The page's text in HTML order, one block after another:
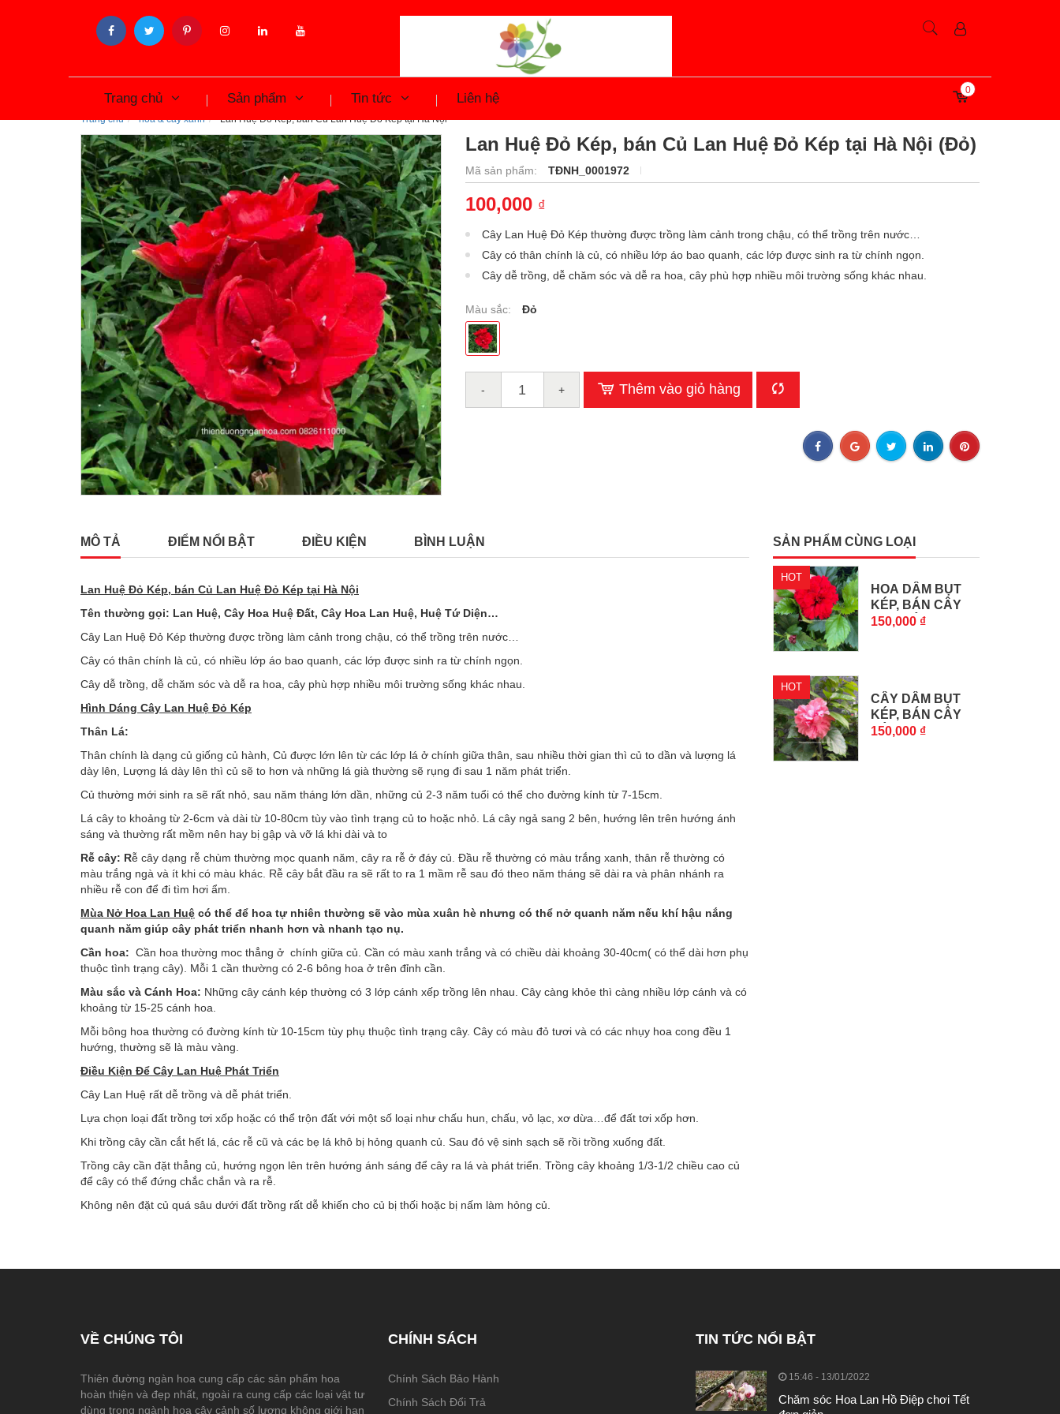
Trang chủ Sản phẩm Tin tức Liên hệ
0
Trang chủ hoa & cây xanh Lan Huệ Đỏ Kép, bán Củ Lan Huệ Đỏ Kép tại Hà Nội
Lan Huệ Đỏ Kép, bán Củ Lan Huệ Đỏ Kép tại Hà Nội (Đỏ)
Mã sản phẩm: TĐNH_0001972
100,000 ₫
Cây Lan Huệ Đỏ Kép thường được trồng làm cảnh trong chậu, có thể trồng trên nước…
Cây có thân chính là củ, có nhiều lớp áo bao quanh, các lớp được sinh ra từ chính ngọn.
Cây dễ trồng, dễ chăm sóc và dễ ra hoa, cây phù hợp nhiều môi trường sống khác nhau.
Màu sắc: Đỏ
- + Thêm vào giỏ hàng
MÔ TẢ ĐIỂM NỔI BẬT ĐIỀU KIỆN BÌNH LUẬN
Lan Huệ Đỏ Kép, bán Củ Lan Huệ Đỏ Kép tại Hà Nội
Tên thường gọi: Lan Huệ, Cây Hoa Huệ Đất, Cây Hoa Lan Huệ, Huệ Tứ Diện…
Cây Lan Huệ Đỏ Kép thường được trồng làm cảnh trong chậu, có thể trồng trên nước…
Cây có thân chính là củ, có nhiều lớp áo bao quanh, các lớp được sinh ra từ chính ngọn.
Cây dễ trồng, dễ chăm sóc và dễ ra hoa, cây phù hợp nhiều môi trường sống khác nhau.
Hình Dáng Cây Lan Huệ Đỏ Kép
Thân Lá:
Thân chính là dạng củ giống củ hành, Củ được lớn lên từ các lớp lá ở chính giữa thân, sau nhiều thời gian thì củ to dần và lượng lá
dày lên, Lượng lá dày lên thì củ sẽ to hơn và những lá già thường sẽ rụng đi sau 1 năm phát triển.
Củ thường mới sinh ra sẽ rất nhỏ, sau năm tháng lớn dần, những củ 2-3 năm tuổi có thể cho đường kính từ 7-15cm.
Lá cây to khoảng từ 2-6cm và dài từ 10-80cm tùy vào tình trạng củ to hoặc nhỏ. Lá cây ngả sang 2 bên, hướng lên trên hướng ánh
sáng và thường rất mềm nên hay bị gập và vỡ lá khi dài và to
Rễ cây: Rễ cây dạng rễ chùm thường mọc quanh năm, cây ra rễ ở đáy củ. Đầu rễ thường có màu trắng xanh, thân rễ thường có
màu trắng ngà và ít khi có màu khác. Rễ cây bắt đầu ra sẽ rất to ra 1 mầm rễ sau đó theo năm tháng sẽ dài ra và phân nhánh ra
nhiều rễ con để đi tìm hơi ẩm.
Mùa Nở Hoa Lan Huệ có thể để hoa tự nhiên thường sẽ vào mùa xuân hè nhưng có thể nở quanh năm nếu khí hậu nắng
quanh năm giúp cây phát triển nhanh hơn và nhanh tạo nụ.
Cần hoa: Cần hoa thường moc thẳng ở chính giữa củ. Cần có màu xanh trắng và có chiều dài khoảng 30-40cm( có thể dài hơn phụ
thuộc tình trạng cây). Mỗi 1 cần thường có 2-6 bông hoa ở trên đỉnh cần.
Màu sắc và Cánh Hoa: Những cây cánh kép thường có 3 lớp cánh xếp trồng lên nhau. Cây càng khỏe thì càng nhiều lớp cánh và có
khoảng từ 15-25 cánh hoa.
Mỗi bông hoa thường có đường kính từ 10-15cm tùy phụ thuộc tình trạng cây. Cây có màu đỏ tươi và có các nhụy hoa cong đều 1
hướng, thường sẽ là màu vàng.
Điều Kiện Để Cây Lan Huệ Phát Triển
Cây Lan Huệ rất dễ trồng và dễ phát triển.
Lựa chọn loại đất trồng tơi xốp hoặc có thể trộn đất với một số loại như chấu hun, chấu, vỏ lạc, xơ dừa…để đất tơi xốp hơn.
Khi trồng cây cần cắt hết lá, các rễ cũ và các bẹ lá khô bị hỏng quanh củ. Sau đó vệ sinh sạch sẽ rồi trồng xuống đất.
Trồng cây cần đặt thẳng củ, hướng ngọn lên trên hướng ánh sáng để cây ra lá và phát triển. Trồng cây khoảng 1/3-1/2 chiều cao củ
để cây có thể đứng chắc chắn và ra rễ.
Không nên đặt củ quá sâu dưới đất trồng rất dễ khiến cho củ bị thối hoặc bị nấm làm hỏng củ.
SẢN PHẨM CÙNG LOẠI
HOT
HOA DÂM BỤT
KÉP, BÁN CÂY
HOA DÂM...
150,000 ₫
HOT
CÂY DÂM BỤT
KÉP, BÁN CÂY
DÂM...
150,000 ₫
VỀ CHÚNG TÔI
Thiên đường ngàn hoa cung cấp các sản phẩm hoa
hoàn thiện và đẹp nhất, ngoài ra cung cấp các loại vật tư
dùng trong ngành hoa cây cảnh số lượng không giới hạn
CHÍNH SÁCH
Chính Sách Bảo Hành
Chính Sách Đổi Trả
TIN TỨC NỔI BẬT
15:46 - 13/01/2022
Chăm sóc Hoa Lan Hồ Điệp chơi Tết